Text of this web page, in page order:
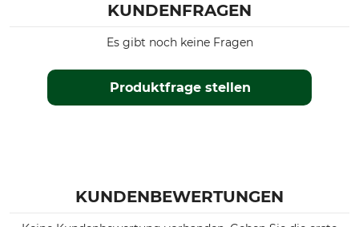
KUNDENFRAGEN
Produktfrage stellen
Es gibt noch keine Fragen
KUNDENBEWERTUNGEN